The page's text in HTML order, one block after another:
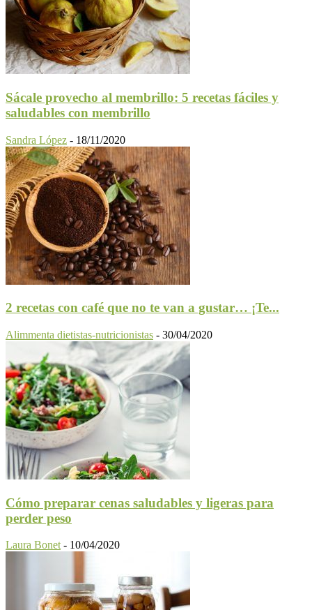
Sácale provecho al membrillo: 5 recetas fáciles y
saludables con membrillo
Sandra López - 18/11/2020
2 recetas con café que no te van a gustar… ¡Te...
Alimmenta dietistas-nutricionistas - 30/04/2020
Cómo preparar cenas saludables y ligeras para
perder peso
Laura Bonet - 10/04/2020